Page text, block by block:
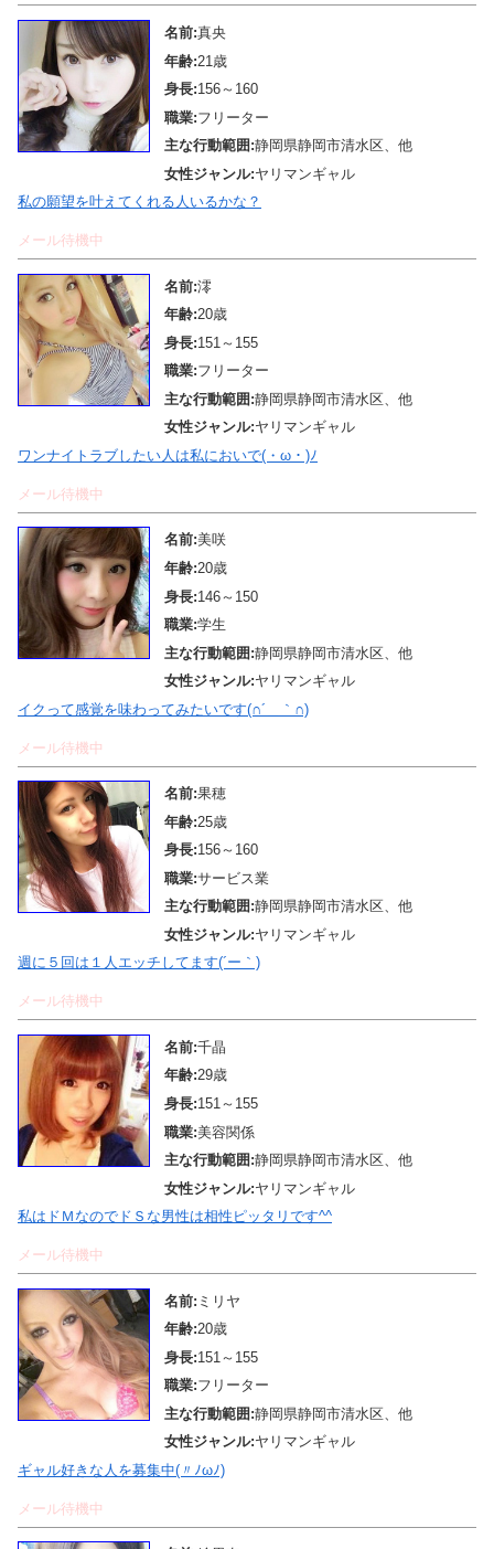
名前:真央
年齢:21歳
身長:156～160
職業:フリーター
主な行動範囲:静岡県静岡市清水区、他
女性ジャンル:ヤリマンギャル
私の願望を叶えてくれる人いるかな？
メール待機中
名前:澪
年齢:20歳
身長:151～155
職業:フリーター
主な行動範囲:静岡県静岡市清水区、他
女性ジャンル:ヤリマンギャル
ワンナイトラブしたい人は私においで(・ω・)ﾉ
メール待機中
名前:美咲
年齢:20歳
身長:146～150
職業:学生
主な行動範囲:静岡県静岡市清水区、他
女性ジャンル:ヤリマンギャル
イクって感覚を味わってみたいです(∩´＿｀∩)
メール待機中
名前:果穂
年齢:25歳
身長:156～160
職業:サービス業
主な行動範囲:静岡県静岡市清水区、他
女性ジャンル:ヤリマンギャル
週に５回は１人エッチしてます(´ー｀)
メール待機中
名前:千晶
年齢:29歳
身長:151～155
職業:美容関係
主な行動範囲:静岡県静岡市清水区、他
女性ジャンル:ヤリマンギャル
私はドＭなのでドＳな男性は相性ピッタリです^^
メール待機中
名前: ミリヤ
年齢:20歳
身長:151～155
職業:フリーター
主な行動範囲:静岡県静岡市清水区、他
女性ジャンル:ヤリマンギャル
ギャル好きな人を募集中(〃ﾉωﾉ)
メール待機中